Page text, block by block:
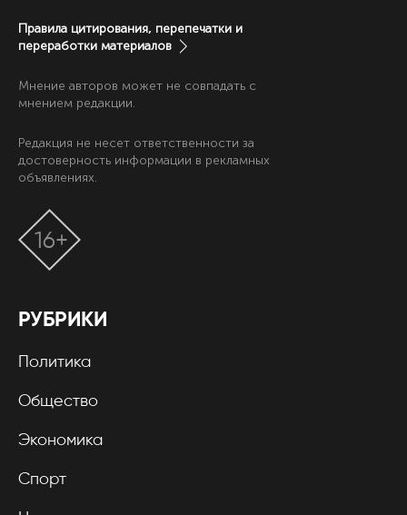
Правила цитирования, перепечатки и
переработки материалов
Мнение авторов может не совпадать с
мнением редакции.
Редакция не несет ответственности за
достоверность информации в рекламных
объявлениях.
РУБРИКИ
Политика
Общество
Экономика
Спорт
16+